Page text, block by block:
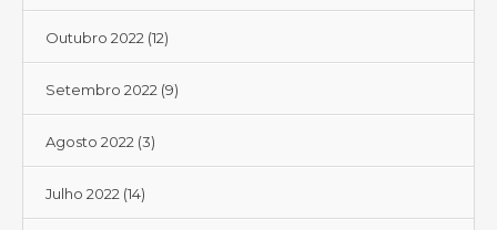
Outubro 2022 (12)
Setembro 2022 (9)
Agosto 2022 (3)
Julho 2022 (14)